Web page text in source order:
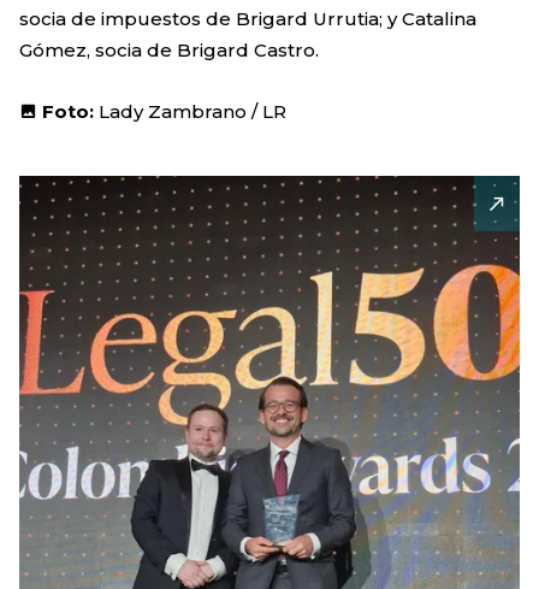
socia de impuestos de Brigard Urrutia; y Catalina
Gómez, socia de Brigard Castro.
Foto: Lady Zambrano / LR